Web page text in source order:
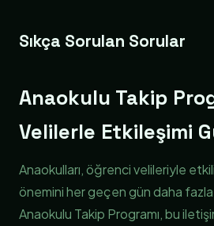
Sıkça Sorulan Sorular
Anaokulu Takip
Velilerle Etkileşimi
Anaokulları, öğrenci velileriyle
önemini her geçen gün daha fazla
Anaokulu Takip Programı, bu